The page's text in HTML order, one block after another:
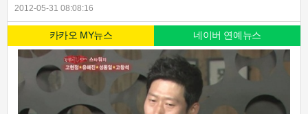
2012-05-31 08:08:16
카카오 MY뉴스 네이버 연예뉴스